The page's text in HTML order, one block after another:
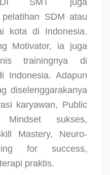
SMT juga
SDM atau
kota di Indonesia.
Motivator, ia juga
trainingnya di
Indonesia. Adapun
diselenggarakanya
karyawan, Public
Mindset sukses,
Mastery, Neuro-
for success,
praktis.